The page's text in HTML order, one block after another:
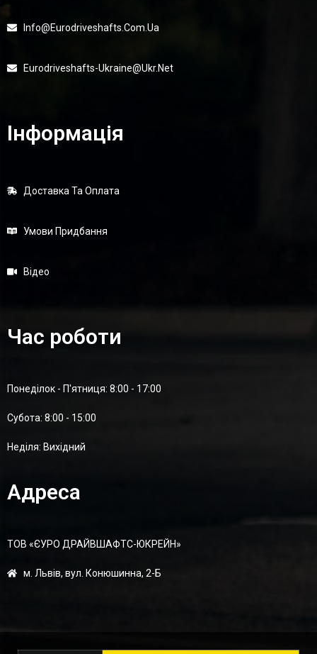
Info@eurodriveshafts.com.ua
Eurodriveshafts-Ukraine@ukr.net
Інформація
Доставка Та Оплата
Умови Придбання
Відео
Час роботи
Понеділок - П'ятниця: 8:00 - 17:00
Суботa: 8:00 - 15:00
Неділя: Вихідний
Адреса
ТОВ «ЄУРО ДРАЙВШАФТC-ЮКРЕЙН»
м. Львів, вул. Конюшинна, 2-Б